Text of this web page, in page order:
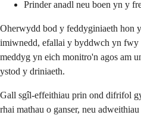
Prinder anadl neu boen yn y
Oherwydd bod y feddyginiaeth hon
imiwnedd, efallai y byddwch yn fwy
meddyg yn eich monitro'n agos am
ystod y driniaeth.
Gall sgîl-effeithiau prin ond difrifol
rhai mathau o ganser, neu